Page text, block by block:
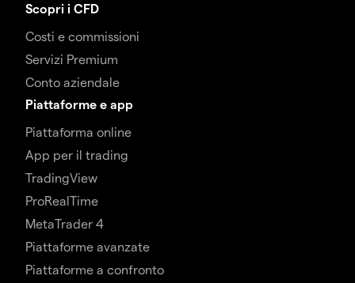
Scopri i CFD
Costi e commissioni
Servizi Premium
Conto aziendale
Piattaforme e app
Piattaforma online
App per il trading
TradingView
ProRealTime
MetaTrader 4
Piattaforme avanzate
Piattaforme a confronto